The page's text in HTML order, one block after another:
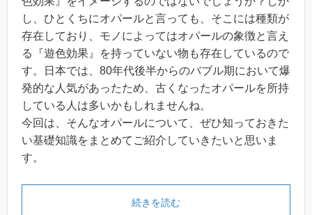
し、ひとくちにオパールと言っても、そこには種類が
存在しており、モノによってはオパールの象徴と言え
る『遊色効果』を持っていない物も存在しているので
す。日本では、80年代後半からのバブル期において爆
発的な人気があったため、古くなったオパールを所持
している人は多いかもしれませんね。
今回は、そんなオパールについて、ぜひ知っておきた
い基礎知識をまとめてご紹介していきたいと思いま
す。
続きを読む